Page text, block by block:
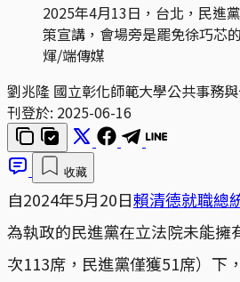
2025年4月13日，台北，民進
策宣講，會場旁是罷免徐巧芯
煇/端傳媒
劉兆隆 國立彰化師範大學公共事務
刊登於: 2025-06-16
收藏
自2024年5月20日賴清德就職總
為執政的民進黨在立法院未能擁
次113席，民進黨僅獲51席）下